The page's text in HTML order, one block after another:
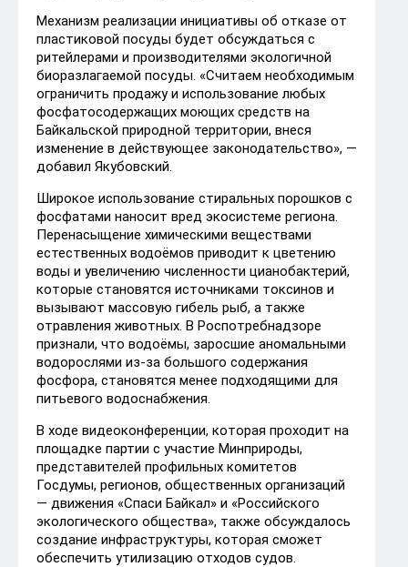
Механизм реализации инициативы об отказе от
пластиковой посуды будет обсуждаться с
ритейлерами и производителями экологичной
биоразлагаемой посуды. «Считаем необходимым
ограничить продажу и использование любых
фосфатосодержащих моющих средств на
Байкальской природной территории, внеся
изменение в действующее законодательство», —
добавил Якубовский.
Широкое использование стиральных порошков с
фосфатами наносит вред экосистеме региона.
Перенасыщение химическими веществами
естественных водоёмов приводит к цветению
воды и увеличению численности цианобактерий,
которые становятся источниками токсинов и
вызывают массовую гибель рыб, а также
отравления животных. В Роспотребнадзоре
признали, что водоёмы, заросшие аномальными
водорослями из-за большого содержания
фосфора, становятся менее подходящими для
питьевого водоснабжения.
В ходе видеоконференции, которая проходит на
площадке партии с участие Минприроды,
представителей профильных комитетов
Госдумы, регионов, общественных организаций
— движения «Спаси Байкал» и «Российского
экологического общества», также обсуждалось
создание инфраструктуры, которая сможет
обеспечить утилизацию отходов судов.